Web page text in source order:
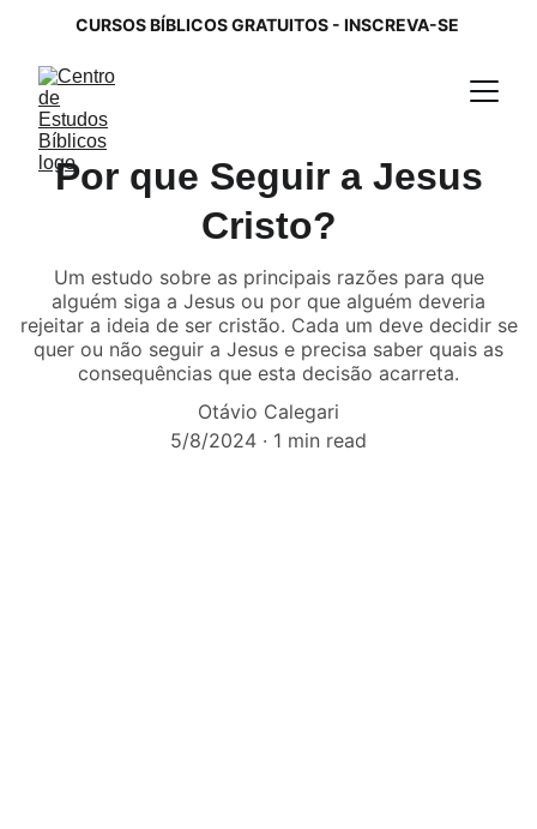
CURSOS BÍBLICOS GRATUITOS - INSCREVA-SE
Por que Seguir a Jesus
Cristo?
Um estudo sobre as principais razões para que
alguém siga a Jesus ou por que alguém deveria
rejeitar a ideia de ser cristão. Cada um deve decidir se
quer ou não seguir a Jesus e precisa saber quais as
consequências que esta decisão acarreta.
Otávio Calegari
5/8/2024
1 min read